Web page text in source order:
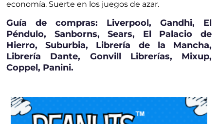
economía. Suerte en los juegos de azar.
Guía de compras: Liverpool, Gandhi, El
Péndulo, Sanborns, Sears, El Palacio de
Hierro, Suburbia, Librería de la Mancha,
Librería Dante, Gonvill Librerías, Mixup,
Coppel, Panini.